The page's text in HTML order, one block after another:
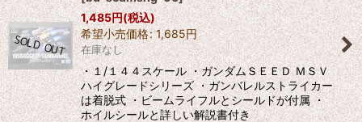
1,485円(税込)
希望小売価格: 1,685円
在庫なし
・１/１４４スケール ・ガンダムＳＥＥＤ ＭＳＶ
ハイグレードシリーズ ・ガンバレルストライカー
は着脱式 ・ビームライフルとシールドが付属 ・
ホイルシールと詳しい解説書付き